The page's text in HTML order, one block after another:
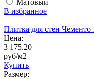
Матовый
В избранное
Плитка для стен Чементо
Цена:
3 175.20
руб/м2
Купить
Размер: